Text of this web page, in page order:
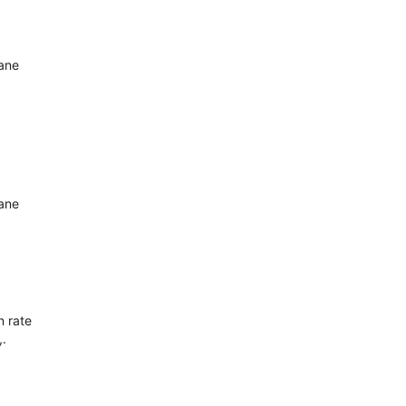
rate